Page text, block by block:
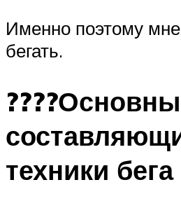
Именно поэтому
бегать.
техники бега